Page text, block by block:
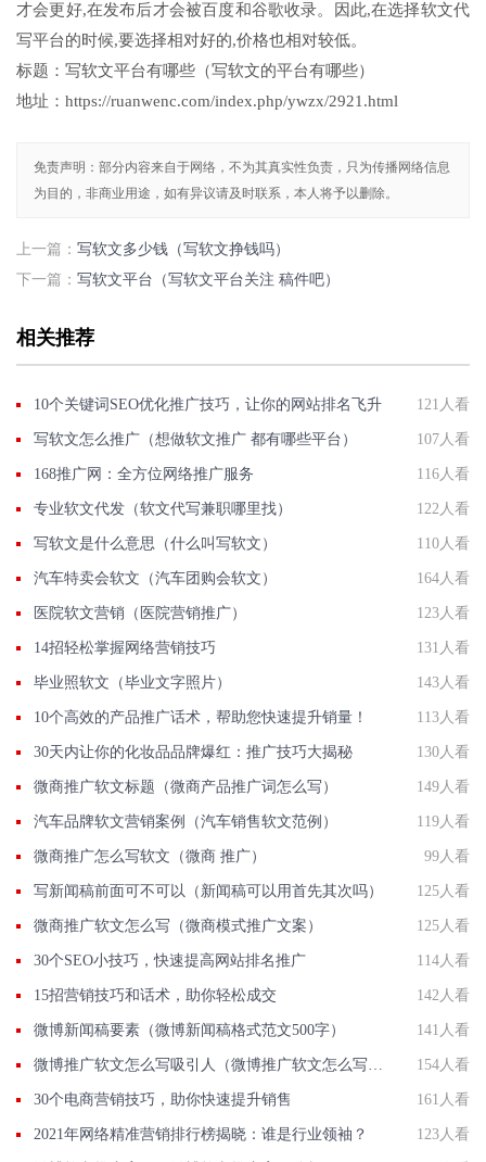
才会更好,在发布后才会被百度和谷歌收录。因此,在选择软文代
写平台的时候,要选择相对好的,价格也相对较低。
标题：写软文平台有哪些（写软文的平台有哪些）
地址：https://ruanwenc.com/index.php/ywzx/2921.html
免责声明：部分内容来自于网络，不为其真实性负责，只为传播网络信息
为目的，非商业用途，如有异议请及时联系，本人将予以删除。
上一篇： 写软文多少钱（写软文挣钱吗）
下一篇： 写软文平台（写软文平台关注 稿件吧）
相关推荐
10个关键词SEO优化推广技巧，让你的网站排名飞升 121人看
写软文怎么推广（想做软文推广 都有哪些平台） 107人看
168推广网：全方位网络推广服务 116人看
专业软文代发（软文代写兼职哪里找） 122人看
写软文是什么意思（什么叫写软文） 110人看
汽车特卖会软文（汽车团购会软文） 164人看
医院软文营销（医院营销推广） 123人看
14招轻松掌握网络营销技巧 131人看
毕业照软文（毕业文字照片） 143人看
10个高效的产品推广话术，帮助您快速提升销量！ 113人看
30天内让你的化妆品品牌爆红：推广技巧大揭秘 130人看
微商推广软文标题（微商产品推广词怎么写） 149人看
汽车品牌软文营销案例（汽车销售软文范例） 119人看
微商推广怎么写软文（微商 推广） 99人看
写新闻稿前面可不可以（新闻稿可以用首先其次吗） 125人看
微商推广软文怎么写（微商模式推广文案） 125人看
30个SEO小技巧，快速提高网站排名推广 114人看
15招营销技巧和话术，助你轻松成交 142人看
微博新闻稿要素（微博新闻稿格式范文500字） 141人看
微博推广软文怎么写吸引人（微博推广软文怎么写吸引人呢） 154人看
30个电商营销技巧，助你快速提升销售 161人看
2021年网络精准营销排行榜揭晓：谁是行业领袖？ 123人看